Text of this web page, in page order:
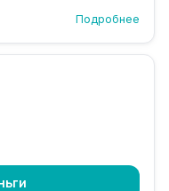
Подробнее